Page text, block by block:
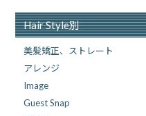
Hair Style別
美髪矯正、ストレート
アレンジ
Image
Guest Snap